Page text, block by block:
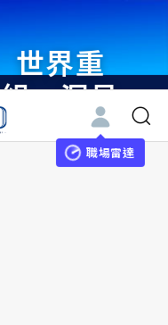
世界重
組・洞見
未來 與
世界領袖
職場雷達